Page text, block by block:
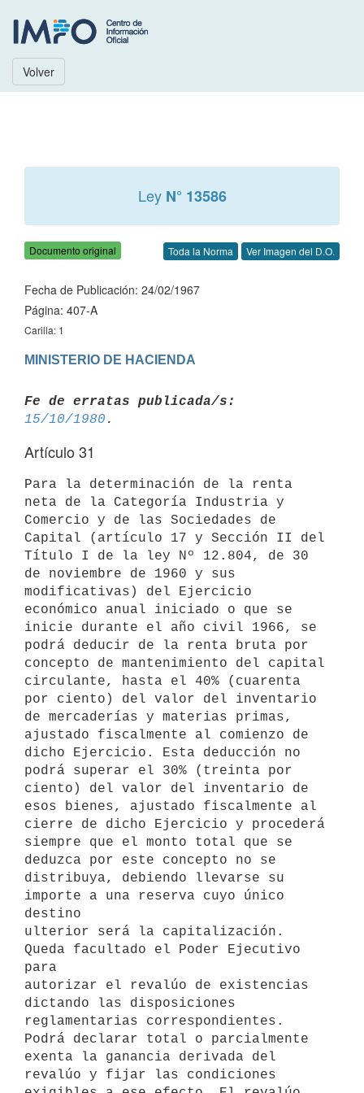
Volver
Ley N° 13586
Documento original Toda la Norma Ver Imagen del D.O.
Fecha de Publicación: 24/02/1967
Página: 407-A
Carilla: 1
MINISTERIO DE HACIENDA
Fe de erratas publicada/s:
15/10/1980
Artículo 31
Para la determinación de la renta
neta de la Categoría Industria y
Comercio y de las Sociedades de
Capital (artículo 17 y Sección II del
Título I de la ley Nº 12.804, de 30
de noviembre de 1960 y sus
modificativas) del Ejercicio
económico anual iniciado o que se
inicie durante el año civil 1966, se
podrá deducir de la renta bruta por
concepto de mantenimiento del capital
circulante, hasta el 40% (cuarenta
por ciento) del valor del inventario
de mercaderías y materias primas,
ajustado fiscalmente al comienzo de
dicho Ejercicio. Esta deducción no
podrá superar el 30% (treinta por
ciento) del valor del inventario de
esos bienes, ajustado fiscalmente al
cierre de dicho Ejercicio y procederá
siempre que el monto total que se
deduzca por este concepto no se
distribuya, debiendo llevarse su
importe a una reserva cuyo único
destino
ulterior será la capitalización.
Queda facultado el Poder Ejecutivo
para
autorizar el revalúo de existencias
dictando las disposiciones
reglamentarias correspondientes.
Podrá declarar total o parcialmente
exenta la ganancia derivada del
revalúo y fijar las condiciones